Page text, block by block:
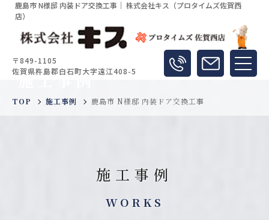
鹿島市 N様邸 内装ドア交換工事｜ 株式会社キス（プロタイムズ佐賀西
店）
〒849-1105
佐賀県杵島郡白石町大字遠江408-5
施工事例
TOP 施工事例 鹿島市 N様邸 内装ドア交換工事
施工事例
WORKS